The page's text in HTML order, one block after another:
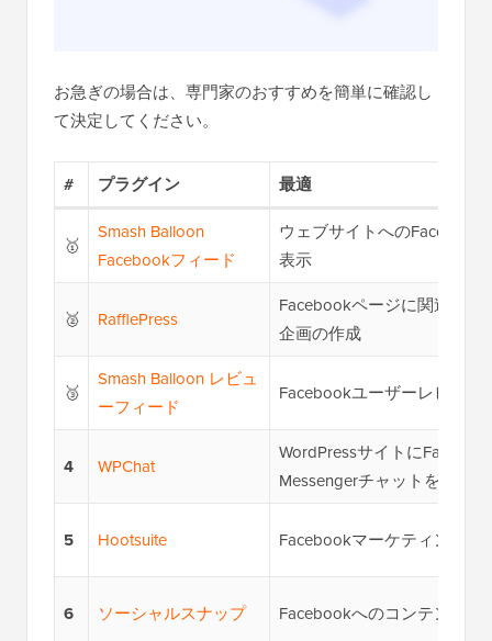
お急ぎの場合は、専門家のおすすめを簡単に確認し
て決定してください。
# プラグイン 最適
🥇
Smash Balloon
Facebookフィード
ウェブサイトへのFacebook
表示
🥈 RafflePress
Facebookページに関連した
企画の作成
🥉
Smash Balloon レビュ
ーフィード
Facebookユーザーレビュー
4 WPChat
WordPressサイトに
Messengerチャットを追加
5 Hootsuite Facebookマーケティングと
6 ソーシャルスナップ Facebookへのコンテンツの